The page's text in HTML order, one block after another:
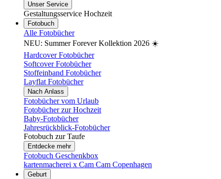
Unser Service
Gestaltungsservice Hochzeit
Fotobuch
Alle Fotobücher
NEU: Summer Forever Kollektion 2026 ☀️
Hardcover Fotobücher
Softcover Fotobücher
Stoffeinband Fotobücher
Layflat Fotobücher
Nach Anlass
Fotobücher vom Urlaub
Fotobücher zur Hochzeit
Baby-Fotobücher
Jahresrückblick-Fotobücher
Fotobuch zur Taufe
Entdecke mehr
Fotobuch Geschenkbox
kartenmacherei x Cam Cam Copenhagen
Geburt